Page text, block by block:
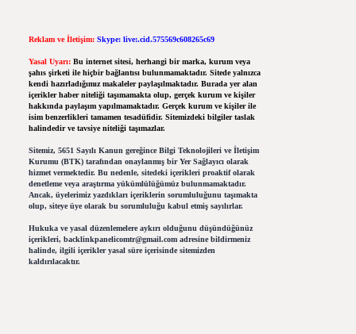
Reklam ve İletişim: Skype: live:.cid.575569c608265c69
Yasal Uyarı: Bu internet sitesi, herhangi bir marka, kurum veya
şahıs şirketi ile hiçbir bağlantısı bulunmamaktadır. Sitede yalnızca
kendi hazırladığımız makaleler paylaşılmaktadır. Burada yer alan
içerikler haber niteliği taşımamakta olup, gerçek kurum ve kişiler
hakkında paylaşım yapılmamaktadır. Gerçek kurum ve kişiler ile
isim benzerlikleri tamamen tesadüfidir. Sitemizdeki bilgiler taslak
halindedir ve tavsiye niteliği taşımazlar.
Sitemiz, 5651 Sayılı Kanun gereğince Bilgi Teknolojileri ve İletişim
Kurumu (BTK) tarafından onaylanmış bir Yer Sağlayıcı olarak
hizmet vermektedir. Bu nedenle, sitedeki içerikleri proaktif olarak
denetleme veya araştırma yükümlülüğümüz bulunmamaktadır.
Ancak, üyelerimiz yazdıkları içeriklerin sorumluluğunu taşımakta
olup, siteye üye olarak bu sorumluluğu kabul etmiş sayılırlar.
Hukuka ve yasal düzenlemelere aykırı olduğunu düşündüğünüz
içerikleri, backlinkpanelicomtr@gmail.comadresine bildirmeniz
halinde, ilgili içerikler yasal süre içerisinde sitemizden
kaldırılacaktır.